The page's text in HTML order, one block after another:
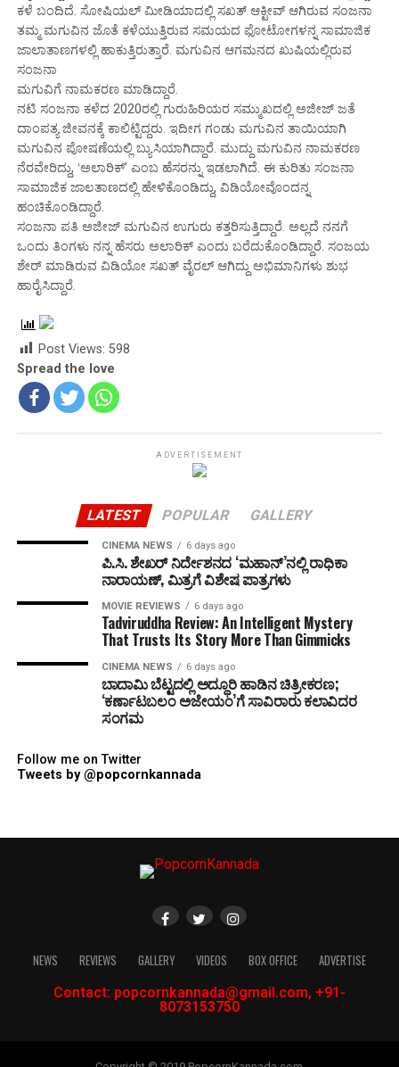
ಕಳೆ ಬಂದಿದೆ. ಸೋಷಿಯಲ್ ಮೀಡಿಯಾದಲ್ಲಿ ಸಖತ್ ಆಕ್ಟೀವ್ ಆಗಿರುವ ಸಂಜನಾ
ತಮ್ಮ ಮಗುವಿನ ಜೊತೆ ಕಳೆಯುತ್ತಿರುವ ಸಮಯದ ಫೋಟೋಗಳನ್ನ ಸಾಮಾಜಿಕ
ಜಾಲಾತಾಣಗಳಲ್ಲಿ ಹಾಕುತ್ತಿರುತ್ತಾರೆ. ಮಗುವಿನ ಆಗಮನದ ಖುಷಿಯಲ್ಲಿರುವ
ಸಂಜನಾ
ಮಗುವಿಗೆ ನಾಮಕರಣ ಮಾಡಿದ್ದಾರೆ.
ನಟಿ ಸಂಜನಾ ಕಳೆದ 2020ರಲ್ಲಿ ಗುರುಹಿರಿಯರ ಸಮ್ಮುಖದಲ್ಲಿ ಅಜೀಜ್ ಜತೆ
ದಾಂಪತ್ಯ ಜೀವನಕ್ಕೆ ಕಾಲಿಟ್ಟಿದ್ದರು. ಇದೀಗ ಗಂಡು ಮಗುವಿನ ತಾಯಿಯಾಗಿ
ಮಗುವಿನ ಪೋಷಣೆಯಲ್ಲಿ ಬ್ಯುಸಿಯಾಗಿದ್ದಾರೆ. ಮುದ್ದು ಮಗುವಿನ ನಾಮಕರಣ
ನೆರವೇರಿದ್ದು, ʻಅಲಾರಿಕ್ʼ ಎಂಬ ಹೆಸರನ್ನು ಇಡಲಾಗಿದೆ. ಈ ಕುರಿತು ಸಂಜನಾ
ಸಾಮಾಜಿಕ ಜಾಲತಾಣದಲ್ಲಿ ಹೇಳಿಕೊಂಡಿದ್ದು, ವಿಡಿಯೋವೊಂದನ್ನ
ಹಂಚಿಕೊಂಡಿದ್ದಾರೆ.
ಸಂಜನಾ ಪತಿ ಅಜೀಜ್ ಮಗುವಿನ ಉಗುರು ಕತ್ತರಿಸುತ್ತಿದ್ದಾರೆ. ಅಲ್ಲದೆ ನನಗೆ
ಒಂದು ತಿಂಗಳು ನನ್ನ ಹೆಸರು ಅಲಾರಿಕ್ ಎಂದು ಬರೆದುಕೊಂಡಿದ್ದಾರೆ. ಸಂಜಯ
ಶೇರ್ ಮಾಡಿರುವ ವಿಡಿಯೋ ಸಖತ್ ವೈರಲ್ ಆಗಿದ್ದು ಅಭಿಮಾನಿಗಳು ಶುಭ
ಹಾರೈಸಿದ್ದಾರೆ.
Post Views: 598
Spread the love
ADVERTISEMENT
LATEST POPULAR GALLERY
CINEMA NEWS 6 days ago
ಪಿ.ಸಿ. ಶೇಖರ್ ನಿರ್ದೇಶನದ ‘ಮಹಾನ್’ನಲ್ಲಿ ರಾಧಿಕಾ
ನಾರಾಯಣ್, ಮಿತ್ರಗೆ ವಿಶೇಷ ಪಾತ್ರಗಳು
MOVIE REVIEWS 6 days ago
Tadviruddha Review: An Intelligent Mystery
That Trusts Its Story More Than Gimmicks
CINEMA NEWS 6 days ago
ಬಾದಾಮಿ ಬೆಟ್ಟದಲ್ಲಿ ಅದ್ಧೂರಿ ಹಾಡಿನ ಚಿತ್ರೀಕರಣ;
‘ಕರ್ಣಾಟಬಲಂ ಅಜೇಯಂ’ಗೆ ಸಾವಿರಾರು ಕಲಾವಿದರ
ಸಂಗಮ
Follow me on Twitter
Tweets by @popcornkannada
NEWS REVIEWS GALLERY VIDEOS BOX OFFICE
ADVERTISE
Contact: popcornkannada@gmail.com, +91-
8073153750